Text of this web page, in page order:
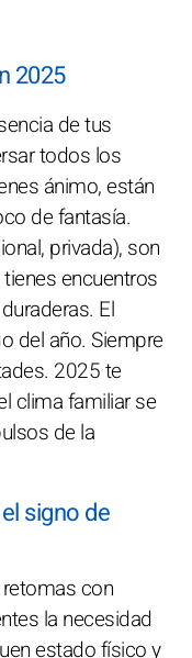
2025
de tus
todos los
ánimo, están
de fantasía.
privada), son
encuentros
El
del año. Siempre
2025 te
clima familiar se
de la
signo de
con
la necesidad
estado físico y